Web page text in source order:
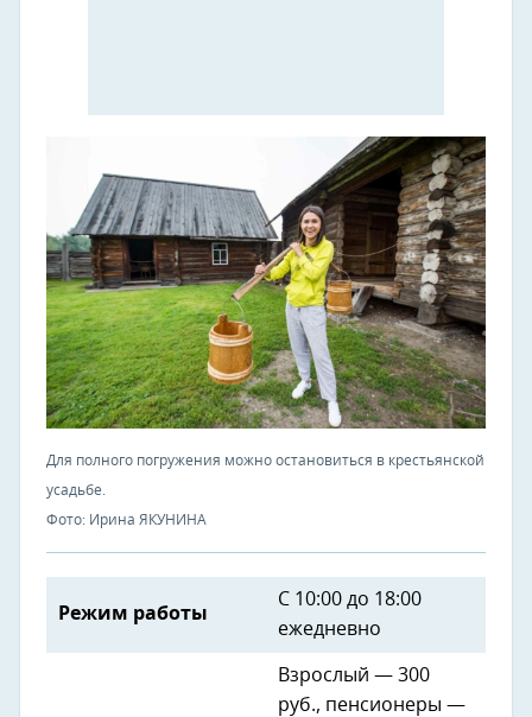
Для полного погружения можно остановиться в крестьянской
усадьбе.
Фото: Ирина ЯКУНИНА
Режим работы
С 10:00 до 18:00
ежедневно
Взрослый — 300
руб., пенсионеры —